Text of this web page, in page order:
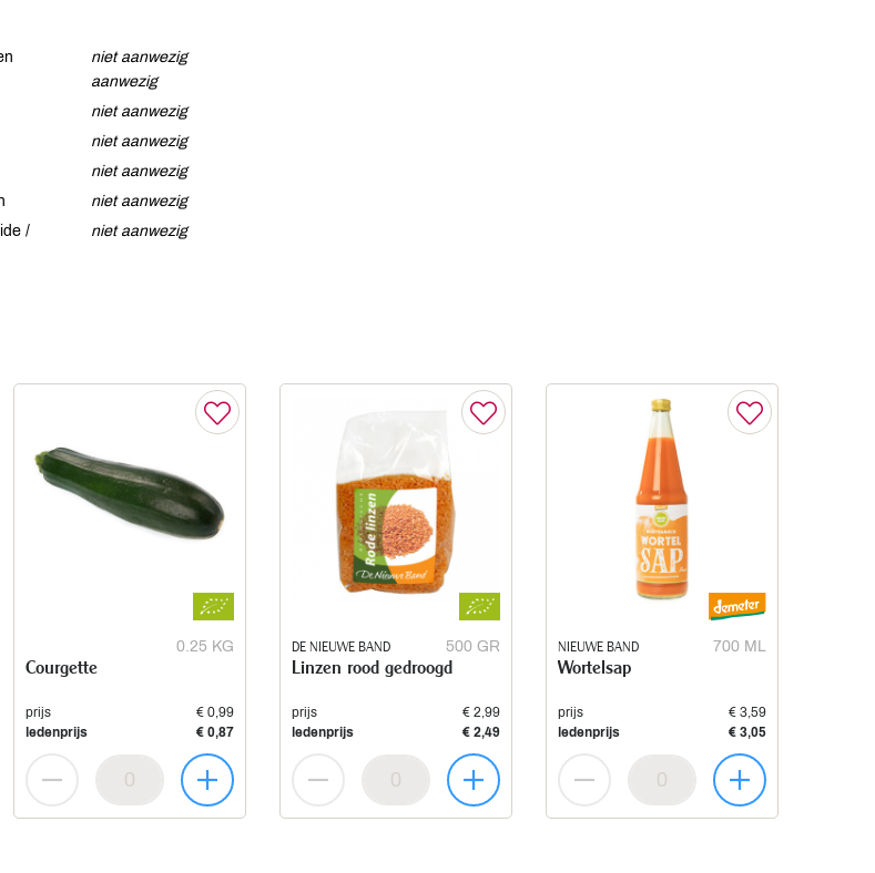
niet aanwezig
aanwezig
niet aanwezig
niet aanwezig
niet aanwezig
niet aanwezig
/
niet aanwezig
0.25 KG
Courgette
prijs
€ 0,99
ledenprijs
€ 0,87
DE NIEUWE BAND 500 GR
Linzen rood gedroogd
prijs
€ 2,99
ledenprijs
€ 2,49
NIEUWE BAND 700 ML
Wortelsap
prijs
€ 3,59
ledenprijs
€ 3,05